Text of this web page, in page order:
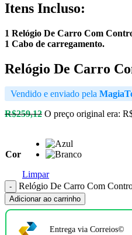
Itens Incluso:
1 Relógio De Carro Com
1 Cabo de carregamento.
Relógio De Carro
Vendido e enviado pela
R$259,12 O preço original era:
Cor
Limpar
Relógio De Carro Com
Adicionar ao carrinho
Entrega via Correios©